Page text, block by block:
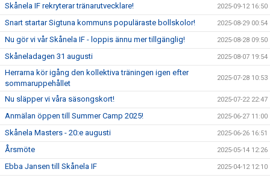
Skånela IF rekryterar tränarutvecklare! 2025-09-12 16:50
Snart startar Sigtuna kommuns populäraste bollskolor! 2025-08-29 00:54
Nu gör vi vår Skånela IF - loppis ännu mer tillgänglig! 2025-08-28 09:50
Skåneladagen 31 augusti 2025-08-07 19:54
Herrarna kör igång den kollektiva träningen igen efter
sommaruppehållet
2025-07-28 10:53
Nu släpper vi våra säsongskort! 2025-07-22 22:47
Anmälan öppen till Summer Camp 2025! 2025-06-27 11:00
Skånela Masters - 20:e augusti 2025-06-26 16:51
Årsmöte 2025-05-14 12:26
Ebba Jansen till Skånela IF 2025-04-12 12:10